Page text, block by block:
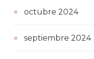
octubre 2024
septiembre 2024